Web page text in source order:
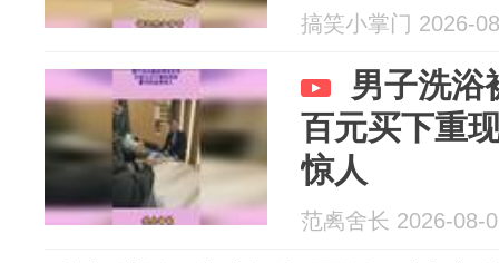
搞笑小掌门 2026-
男子洗浴
百元买下重
惊人
范禼舍长 2026-08-